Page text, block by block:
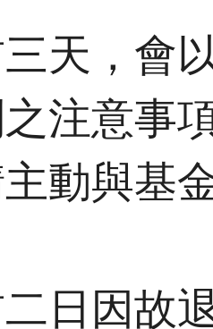
天，會
注意事
動與基
日因故